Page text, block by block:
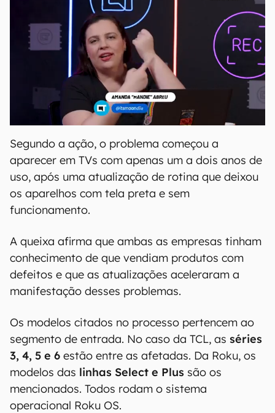
Segundo a ação, o problema começou a
aparecer em TVs com apenas um a dois anos de
uso, após uma atualização de rotina que deixou
os aparelhos com tela preta e sem
funcionamento.
A queixa afirma que ambas as empresas tinham
conhecimento de que vendiam produtos com
defeitos e que as atualizações aceleraram a
manifestação desses problemas.
Os modelos citados no processo pertencem ao
segmento de entrada. No caso da TCL, as séries
3, 4, 5 e 6 estão entre as afetadas. Da Roku, os
modelos das linhas Select e Plus são os
mencionados. Todos rodam o sistema
operacional Roku OS.